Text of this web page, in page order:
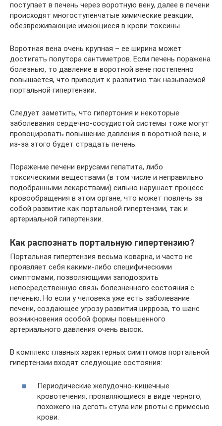
поступает в печень через воротную вену, далее в печени
происходят многоступенчатые химические реакции,
обезвреживающие имеющиеся в крови токсины.
Воротная вена очень крупная – ее ширина может
достигать полутора сантиметров. Если печень поражена
болезнью, то давление в воротной вене постепенно
повышается, что приводит к развитию так называемой
портальной гипертензии.
Следует заметить, что гипертония и некоторые
заболевания сердечно-сосудистой системы тоже могут
провоцировать повышение давления в воротной вене, и
из-за этого будет страдать печень.
Поражение печени вирусами гепатита, либо
токсическими веществами (в том числе и неправильно
подобранными лекарствами) сильно нарушает процесс
кровообращения в этом органе, что может повлечь за
собой развитие как портальной гипертензии, так и
артериальной гипертензии.
Как распознать портальную гипертензию?
Портальная гипертензия весьма коварна, и часто не
проявляет себя какими-либо специфическими
симптомами, позволяющими заподозрить
непосредственную связь болезненного состояния с
печенью. Но если у человека уже есть заболевание
печени, создающее угрозу развития цирроза, то шанс
возникновения особой формы повышенного
артериального давления очень высок.
В комплекс главных характерных симптомов портальной
гипертензии входят следующие состояния:
Периодические желудочно-кишечные
кровотечения, проявляющиеся в виде черного,
похожего на деготь стула или рвоты с примесью
крови.